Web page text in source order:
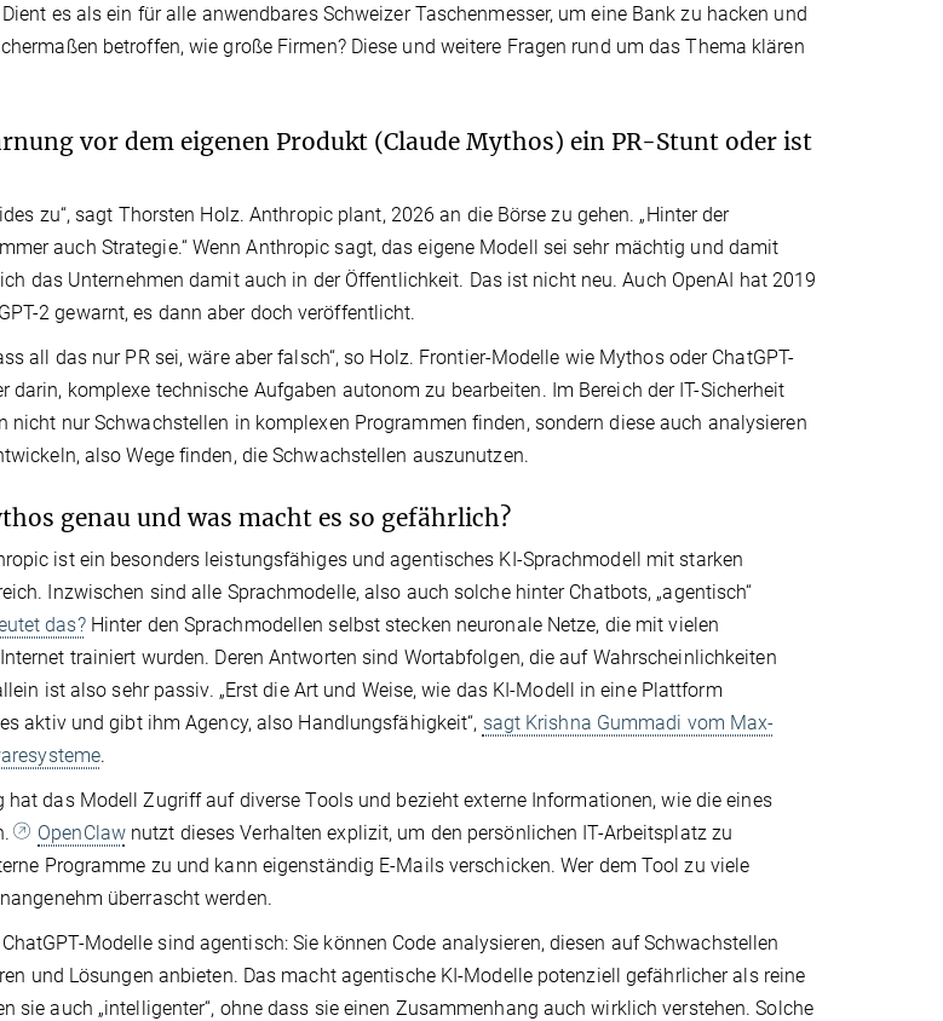
es als ein für alle anwendbares Schweizer Taschenmesser, um eine Bank zu hacken und
betroffen, wie große Firmen? Diese und weitere Fragen rund um das Thema klären
vor dem eigenen Produkt (Claude Mythos) ein PR-Stunt oder ist
zu“, sagt Thorsten Holz. Anthropic plant, 2026 an die Börse zu gehen. „Hinter der
auch Strategie.“ Wenn Anthropic sagt, das eigene Modell sei sehr mächtig und damit
das Unternehmen damit auch in der Öffentlichkeit. Das ist nicht neu. Auch OpenAI hat 2019
2 gewarnt, es dann aber doch veröffentlicht.
all das nur PR sei, wäre aber falsch“, so Holz. Frontier-Modelle wie Mythos oder ChatGPT-
darin, komplexe technische Aufgaben autonom zu bearbeiten. Im Bereich der IT-Sicherheit
nicht nur Schwachstellen in komplexen Programmen finden, sondern diese auch analysieren
also Wege finden, die Schwachstellen auszunutzen.
genau und was macht es so gefährlich?
ist ein besonders leistungsfähiges und agentisches KI-Sprachmodell mit starken
Inzwischen sind alle Sprachmodelle, also auch solche hinter Chatbots, „agentisch“
das?Hinter den Sprachmodellen selbst stecken neuronale Netze, die mit vielen
trainiert wurden. Deren Antworten sind Wortabfolgen, die auf Wahrscheinlichkeiten
ist also sehr passiv. „Erst die Art und Weise, wie das KI-Modell in eine Plattform
aktiv und gibt ihm Agency, also Handlungsfähigkeit“, sagt Krishna Gummadi vom Max-
.
hat das Modell Zugriff auf diverse Tools und bezieht externe Informationen, wie die eines
OpenClawnutzt dieses Verhalten explizit, um den persönlichen IT-Arbeitsplatz zu
Programme zu und kann eigenständig E-Mails verschicken. Wer dem Tool zu viele
überrascht werden.
Modelle sind agentisch: Sie können Code analysieren, diesen auf Schwachstellen
und Lösungen anbieten. Das macht agentische KI-Modelle potenziell gefährlicher als reine
sie auch „intelligenter“, ohne dass sie einen Zusammenhang auch wirklich verstehen. Solche